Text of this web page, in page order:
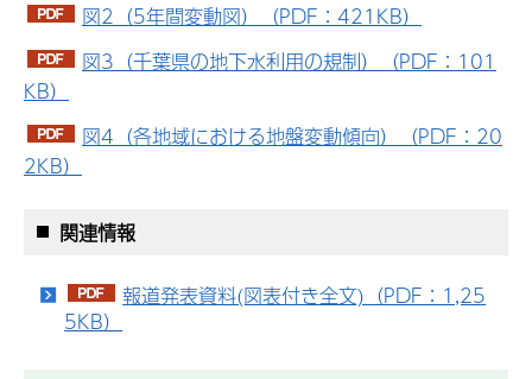
図2（5年間変動図）（PDF：421KB）
図3（千葉県の地下水利用の規制）（PDF：101
KB）
図4（各地域における地盤変動傾向）（PDF：20
2KB）
関連情報
報道発表資料(図表付き全文)（PDF：1,25
5KB）